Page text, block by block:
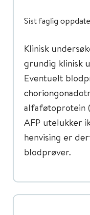
Sist faglig
Klinisk
grundig klinisk
Eventuelt
alfaføtoprotein
AFP utelukker
henvising er
blodprøver.